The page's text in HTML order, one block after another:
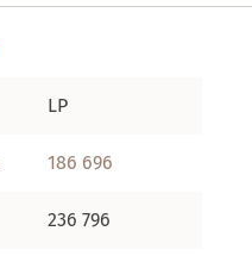
LP
186 696
236 796